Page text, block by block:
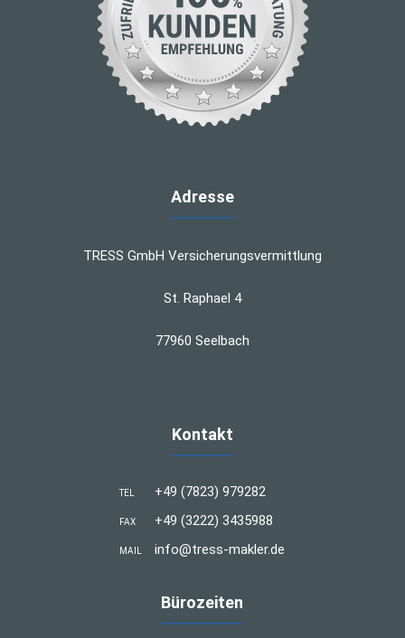
Adresse
TRESS GmbH Versicherungsvermittlung
St. Raphael 4
77960 Seelbach
Kontakt
TEL +49 (7823) 979282
FAX +49 (3222) 3435988
MAIL info@tress-makler.de
Bürozeiten